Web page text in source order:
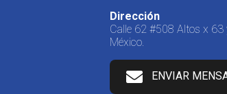
Dirección
Calle 62 #508 Altos x 63
México.
ENVIAR